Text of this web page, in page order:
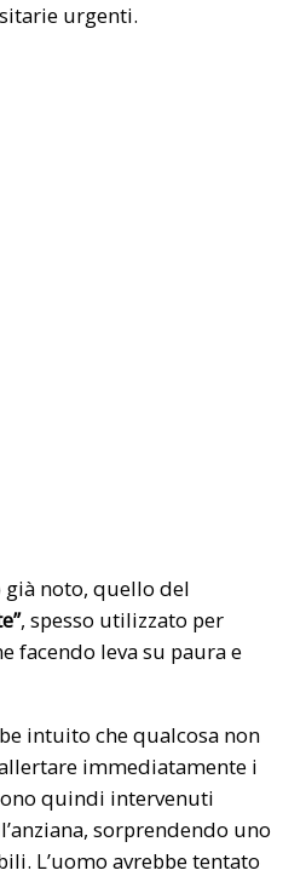
urgenti.
noto, quello del
, spesso utilizzato per
facendo leva su paura e
intuito che qualcosa non
immediatamente i
quindi intervenuti
sorprendendo uno
L’uomo avrebbe tentato